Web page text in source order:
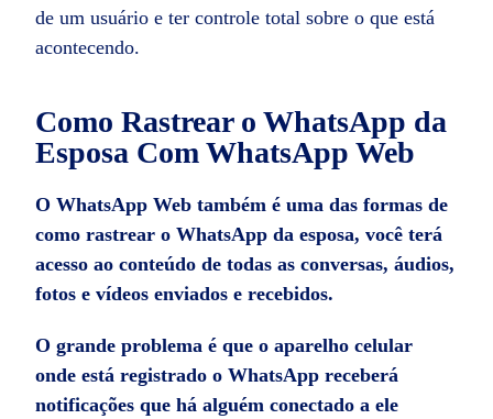
de um usuário e ter controle total sobre o que está
acontecendo.
Como Rastrear o WhatsApp da
Esposa Com WhatsApp Web
O WhatsApp Web também é uma das formas de
como rastrear o WhatsApp da esposa, você terá
acesso ao conteúdo de todas as conversas, áudios,
fotos e vídeos enviados e recebidos.
O grande problema é que o aparelho celular
onde está registrado o WhatsApp receberá
notificações que há alguém conectado a ele